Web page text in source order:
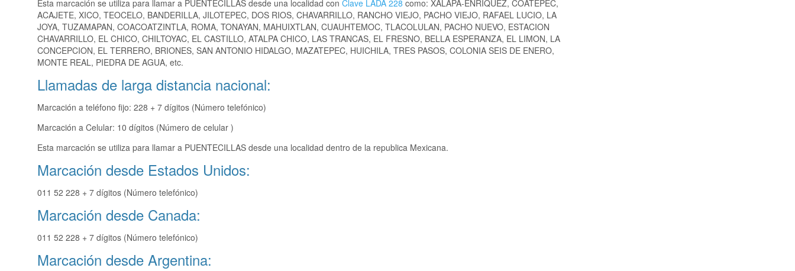
Esta marcación se utiliza para llamar a PUENTECILLAS desde una localidad con Clave LADA 228 como: XALAPA-ENRIQUEZ, COATEPEC,
ACAJETE, XICO, TEOCELO, BANDERILLA, JILOTEPEC, DOS RIOS, CHAVARRILLO, RANCHO VIEJO, PACHO VIEJO, RAFAEL LUCIO, LA
JOYA, TUZAMAPAN, COACOATZINTLA, ROMA, TONAYAN, MAHUIXTLAN, CUAUHTEMOC, TLACOLULAN, PACHO NUEVO, ESTACION
CHAVARRILLO, EL CHICO, CHILTOYAC, EL CASTILLO, ATALPA CHICO, LAS TRANCAS, EL FRESNO, BELLA ESPERANZA, EL LIMON, LA
CONCEPCION, EL TERRERO, BRIONES, SAN ANTONIO HIDALGO, MAZATEPEC, HUICHILA, TRES PASOS, COLONIA SEIS DE ENERO,
MONTE REAL, PIEDRA DE AGUA, etc.
Llamadas de larga distancia nacional:
Marcación a teléfono fijo: 228 + 7 dígitos (Número telefónico)
Marcación a Celular: 10 dígitos (Número de celular )
Esta marcación se utiliza para llamar a PUENTECILLAS desde una localidad dentro de la republica Mexicana.
Marcación desde Estados Unidos:
011 52 228 + 7 dígitos (Número telefónico)
Marcación desde Canada:
011 52 228 + 7 dígitos (Número telefónico)
Marcación desde Argentina: